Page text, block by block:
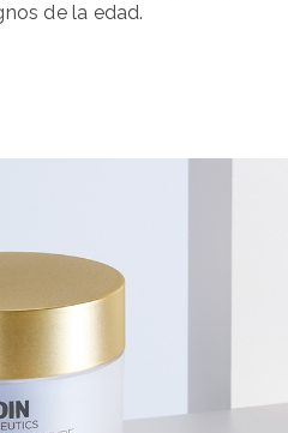
de la edad.